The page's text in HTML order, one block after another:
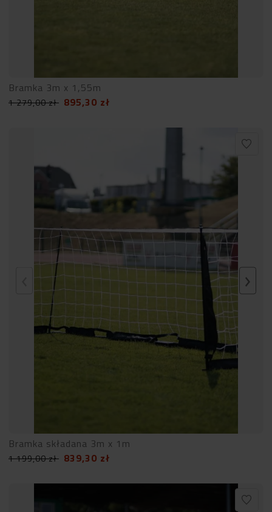
Bramka 3m x 1,55m
1 279,00zł 895,30 zł
Bramka składana 3m x 1m
1 199,00zł 839,30 zł